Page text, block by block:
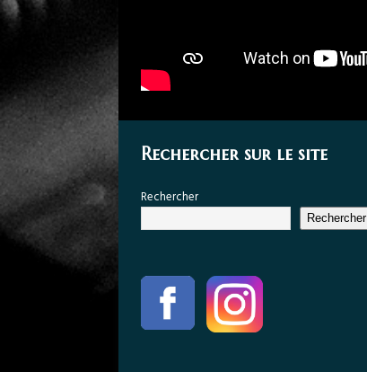
Rechercher sur le site
Rechercher
Rechercher